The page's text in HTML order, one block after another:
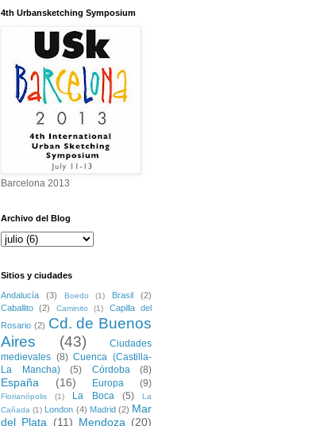
4th Urbansketching Symposium
Barcelona 2013
Archivo del Blog
Sitios y ciudades
Andalucía (3) Boedo (1) Brasil
(2)
Caballito
(2) Caminito (1)
Capilla del
Rosario (2) Cd. de Buenos
Aires
(43)
Ciudades
medievales (8) Cuenca (Castilla-
La Mancha)
(5) Córdoba (8)
España (16) Europa (9)
Florianópolis (1) La Boca (5)
La
Cañada (1) London (4) Madrid (2) Mar
del Plata (11) Mendoza (20)